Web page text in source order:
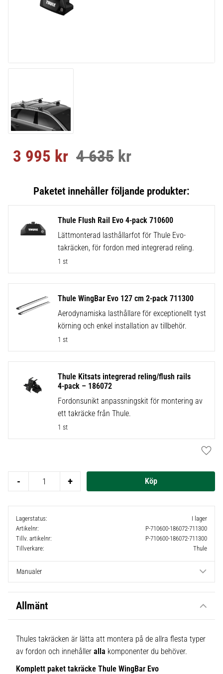
Nedsatt pris:
3 995 kr Ordinarie pris:
4 635 kr
Thule Flush Rail Evo 4-pack 710600
Lättmonterad lasthållarfot för Thule Evo-
takräcken, för fordon med integrerad reling.
1 st
Thule WingBar Evo 127 cm 2-pack 711300
Aerodynamiska lasthållare för exceptionellt tyst
körning och enkel installation av tillbehör.
1 st
Thule Kitsats integrerad reling/flush rails
4-pack – 186072
Fordonsunikt anpassningskit för montering av
ett takräcke från Thule.
1 st
+
-
Lagerstatus
I lager
Artikelnr
P-710600-186072-711300
Tillv. artikelnr
P-710600-186072-711300
Tillverkare
Thule
Manualer
Allmänt
Thules takräcken är lätta att montera på de allra flesta typer
av fordon och innehåller alla komponenter du behöver.
Komplett paket takräcke Thule WingBar Evo